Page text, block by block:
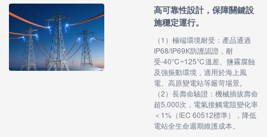
高可靠性設計，保障關鍵設
施穩定運行。
（1）極端環境耐受：產品通過
IP68/IP69K防護認證，耐
受-40℃~125℃溫差、鹽霧腐蝕
及強振動環境，適用於海上風
電、高原變電站等嚴苛場景。
（2）長壽命驗證：機械插拔壽命
超5,000次，電氣接觸電阻變化率
＜1%（IEC 60512標準），降低
電站全生命週期維護成本。